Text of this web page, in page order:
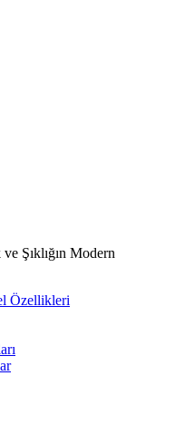
Şıklığın Modern
Özellikleri